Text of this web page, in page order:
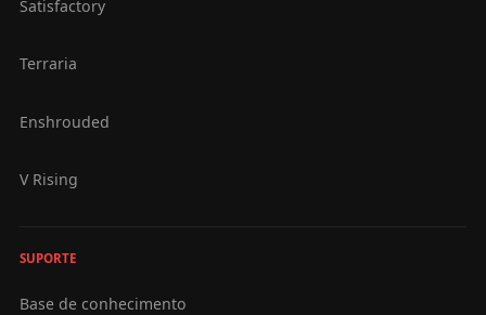
Satisfactory
Terraria
Enshrouded
V Rising
SUPORTE
Base de conhecimento